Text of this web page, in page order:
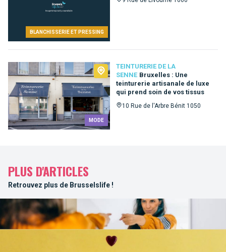
BLANCHISSERIE ET PRESSING
MODE
TEINTURERIE DE LA
SENNE Bruxelles : Une
teinturerie artisanale de luxe
qui prend soin de vos tissus
10 Rue de l'Arbre Bénit 1050
PLUS D'ARTICLES
Retrouvez plus de Brusselslife !